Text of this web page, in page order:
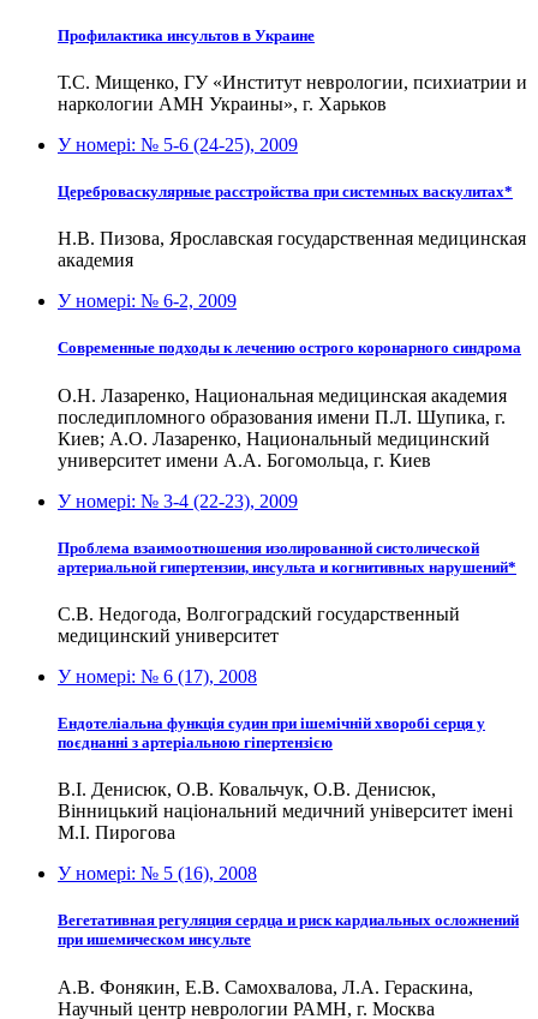
Профилактика инсультов в Украине
Т.С. Мищенко, ГУ «Институт неврологии, психиатрии и
наркологии АМН Украины», г. Харьков
У номері: № 5-6 (24-25), 2009
Цереброваскулярные расстройства при системных васкулитах*
Н.В. Пизова, Ярославская государственная медицинская
академия
У номері: № 6-2, 2009
Современные подходы к лечению острого коронарного синдрома
О.Н. Лазаренко, Национальная медицинская академия
последипломного образования имени П.Л. Шупика, г.
Киев; А.О. Лазаренко, Национальный медицинский
университет имени А.А. Богомольца, г. Киев
У номері: № 3-4 (22-23), 2009
Проблема взаимоотношения изолированной систолической
артериальной гипертензии, инсульта и когнитивных нарушений*
С.В. Недогода, Волгоградский государственный
медицинский университет
У номері: № 6 (17), 2008
Ендотеліальна функція судин при ішемічній хворобі серця у
поєднанні з артеріальною гіпертензією
В.І. Денисюк, О.В. Ковальчук, О.В. Денисюк,
Вінницький національний медичний університет імені
М.І. Пирогова
У номері: № 5 (16), 2008
Вегетативная регуляция сердца и риск кардиальных осложнений
при ишемическом инсульте
А.В. Фонякин, Е.В. Самохвалова, Л.А. Гераскина,
Научный центр неврологии РАМН, г. Москва